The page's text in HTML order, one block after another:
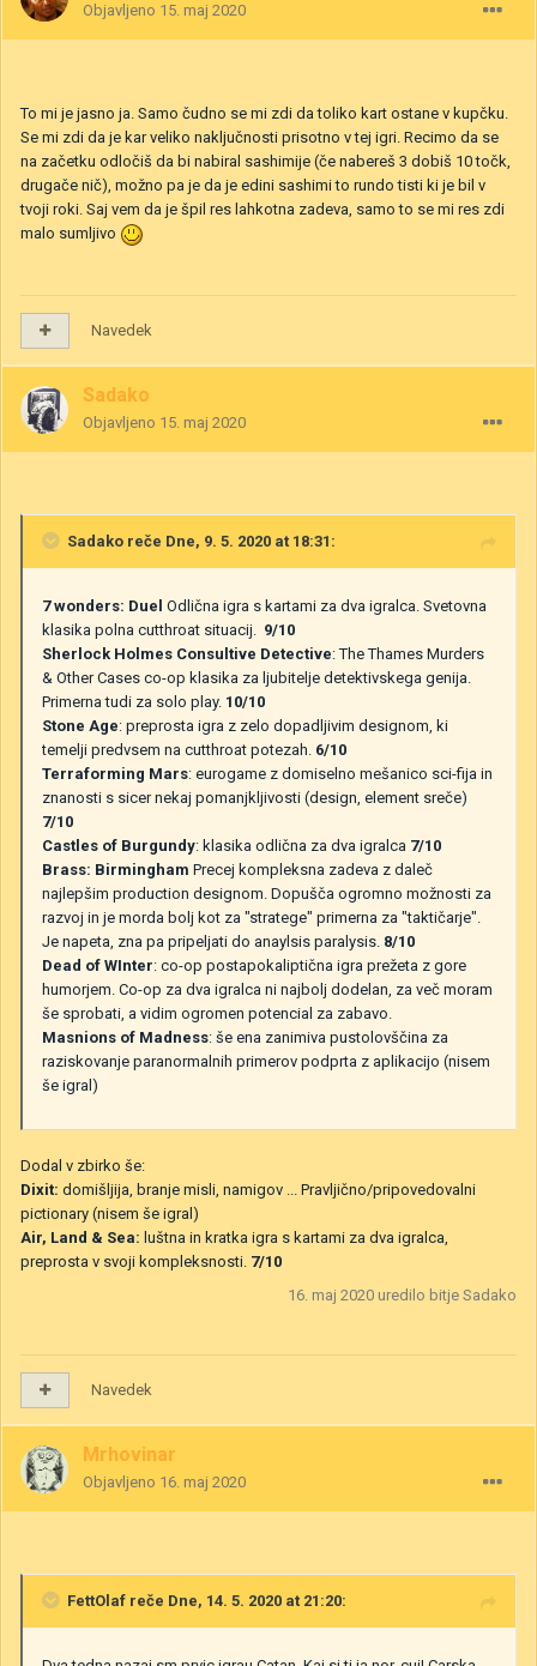
Objavljeno 15. maj 2020
To mi je jasno ja. Samo čudno se mi zdi da toliko kart ostane v kupčku.
Se mi zdi da je kar veliko naključnosti prisotno v tej igri. Recimo da se
na začetku odločiš da bi nabiral sashimije (če nabereš 3 dobiš 10 točk,
drugače nič), možno pa je da je edini sashimi to rundo tisti ki je bil v
tvoji roki. Saj vem da je špil res lahkotna zadeva, samo to se mi res zdi
malo sumljivo
Navedek
Sadako
Objavljeno 15. maj 2020
Sadako reče Dne, 9. 5. 2020 at 18:31:
7 wonders: Duel Odlična igra s kartami za dva igralca. Svetovna
klasika polna cutthroat situacij. 9/10
Sherlock Holmes Consultive Detective: The Thames Murders
& Other Cases co-op klasika za ljubitelje detektivskega genija.
Primerna tudi za solo play. 10/10
Stone Age: preprosta igra z zelo dopadljivim designom, ki
temelji predvsem na cutthroat potezah. 6/10
Terraforming Mars: eurogame z domiselno mešanico sci-fija in
znanosti s sicer nekaj pomanjkljivosti (design, element sreče)
7/10
Castles of Burgundy: klasika odlična za dva igralca 7/10
Brass: Birmingham Precej kompleksna zadeva z daleč
najlepšim production designom. Dopušča ogromno možnosti za
razvoj in je morda bolj kot za "stratege" primerna za "taktičarje".
Je napeta, zna pa pripeljati do anaylsis paralysis. 8/10
Dead of WInter: co-op postapokaliptična igra prežeta z gore
humorjem. Co-op za dva igralca ni najbolj dodelan, za več moram
še sprobati, a vidim ogromen potencial za zabavo.
Masnions of Madness: še ena zanimiva pustolovščina za
raziskovanje paranormalnih primerov podprta z aplikacijo (nisem
še igral)
Dodal v zbirko še:
Dixit: domišljija, branje misli, namigov ... Pravljično/pripovedovalni
pictionary (nisem še igral)
Air, Land & Sea: luštna in kratka igra s kartami za dva igralca,
preprosta v svoji kompleksnosti. 7/10
16. maj 2020 uredilo bitje Sadako
Navedek
Mrhovinar
Objavljeno 16. maj 2020
FettOlaf reče Dne, 14. 5. 2020 at 21:20: